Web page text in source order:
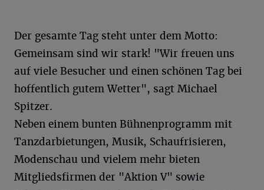
Der gesamte Tag steht unter dem Motto:
Gemeinsam sind wir stark! "Wir freuen uns
auf viele Besucher und einen schönen Tag bei
hoffentlich gutem Wetter", sagt Michael
Spitzer.
Neben einem bunten Bühnenprogramm mit
Tanzdarbietungen, Musik, Schaufrisieren,
Modenschau und vielem mehr bieten
Mitgliedsfirmen der "Aktion V" sowie